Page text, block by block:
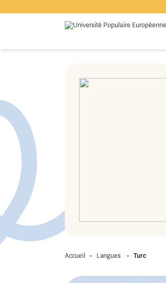
Accueil - Langues - Turc